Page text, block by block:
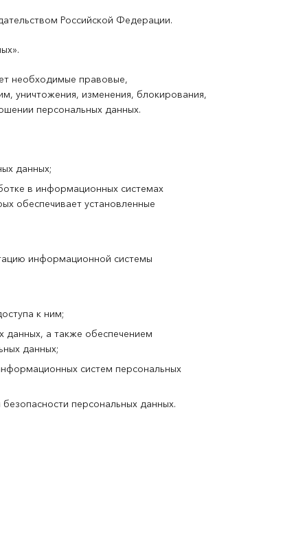
Российской Федерации.
необходимые правовые,
уничтожения, изменения, блокирования,
персональных данных.
данных;
в информационных системах
обеспечивает установленные
информационной системы
к ним;
данных, а также обеспечением
данных;
систем персональных
персональных данных.